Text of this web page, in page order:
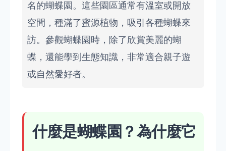
名的蝴蝶園。這些園區通常有溫室或開放
空間，種滿了蜜源植物，吸引各種蝴蝶來
訪。參觀蝴蝶園時，除了欣賞美麗的蝴
蝶，還能學到生態知識，非常適合親子遊
或自然愛好者。
什麼是蝴蝶園？為什麼它